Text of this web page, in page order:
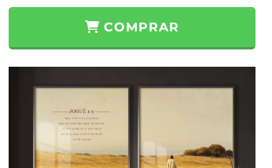
COMPRAR